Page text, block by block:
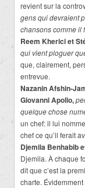
revient sur la
gens qui devraient
chansons comme il
Reem Kherici et
qui vient ploguer
que, clairement,
entrevue.
Nazanin Afshin-
Giovanni Apollo,
quelque chose
un chef: il lui
chef ce qu’il ferait
Djemila Benhabib
Djemila. À chaque
dit que c’est la
charte.